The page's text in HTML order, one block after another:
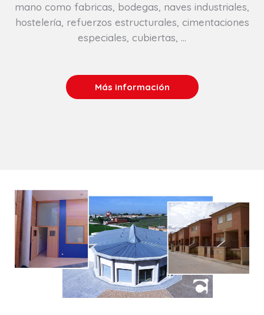
mano como fabricas, bodegas, naves industriales,
hostelería, refuerzos estructurales, cimentaciones
especiales, cubiertas, …
Más información